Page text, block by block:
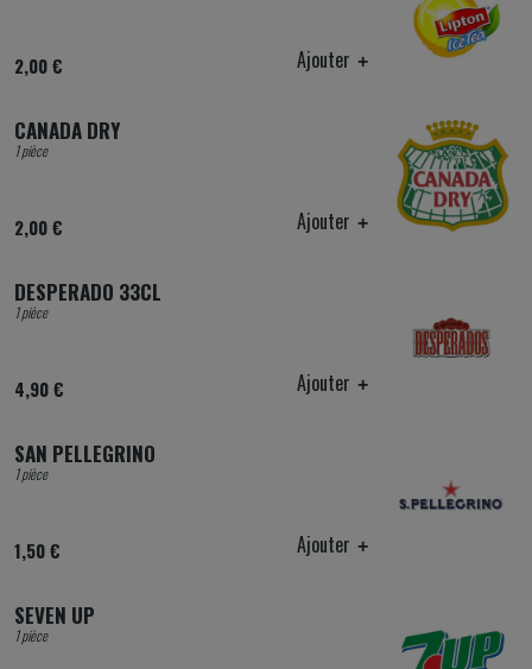
2,00 € Ajouter
CANADA DRY
1 pièce
2,00 € Ajouter
DESPERADO 33CL
1 pièce
4,90 € Ajouter
SAN PELLEGRINO
1 pièce
1,50 € Ajouter
SEVEN UP
1 pièce